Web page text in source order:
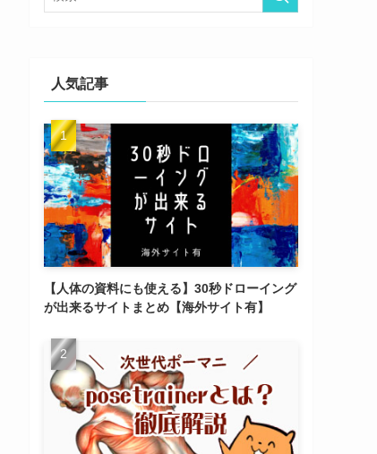
人気記事
【人体の資料にも使える】30秒ドローイング
が出来るサイトまとめ【海外サイト有】